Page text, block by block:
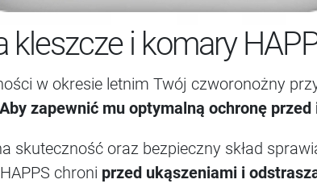
kleszcze i komary
w okresie letnim Twój czworonożny
Aby zapewnić mu optymalną ochronę
skuteczność oraz bezpieczny skład
chroni przed ukąszeniami i